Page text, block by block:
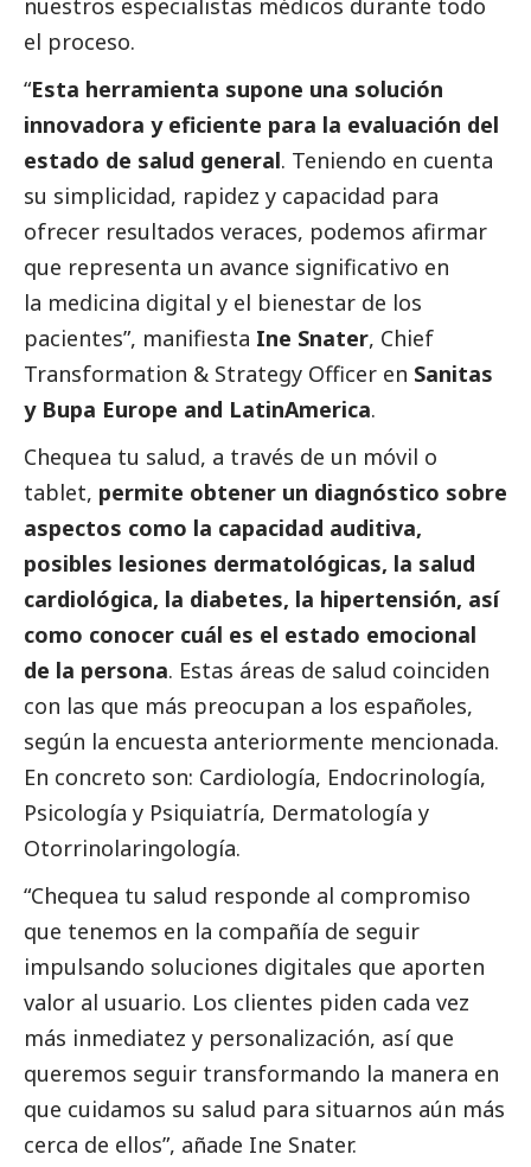
nuestros especialistas médicos durante todo
el proceso.
“Esta herramienta supone una solución
innovadora y eficiente para la evaluación del
estado de salud general. Teniendo en cuenta
su simplicidad, rapidez y capacidad para
ofrecer resultados veraces, podemos afirmar
que representa un avance significativo en
la medicina digital y el bienestar de los
pacientes”, manifiesta Ine Snater, Chief
Transformation & Strategy Officer en Sanitas
y Bupa Europe and LatinAmerica.
Chequea tu salud, a través de un móvil o
tablet, permite obtener un diagnóstico sobre
aspectos como la capacidad auditiva,
posibles lesiones dermatológicas, la salud
cardiológica, la diabetes, la hipertensión, así
como conocer cuál es el estado emocional
de la persona. Estas áreas de salud coinciden
con las que más preocupan a los españoles,
según la encuesta anteriormente mencionada.
En concreto son: Cardiología, Endocrinología,
Psicología y Psiquiatría, Dermatología y
Otorrinolaringología.
“Chequea tu salud responde al compromiso
que tenemos en la compañía de seguir
impulsando soluciones digitales que aporten
valor al usuario. Los clientes piden cada vez
más inmediatez y personalización, así que
queremos seguir transformando la manera en
que cuidamos su salud para situarnos aún más
cerca de ellos”, añade Ine Snater.